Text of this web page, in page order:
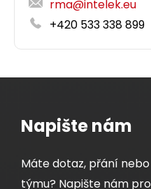
rma@intelek.eu
+420 533 338 899
Napište nám
Máte dotaz, přání
týmu? Napište nám